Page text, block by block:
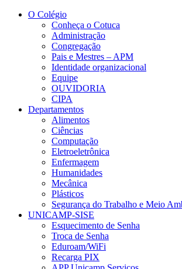
Conteúdo principal
O Colégio
Conheça o Cotuca
Administração
Congregação
Pais e Mestres – APM
Identidade organizacional
Equipe
OUVIDORIA
CIPA
Departamentos
Alimentos
Ciências
Computação
Eletroeletrônica
Enfermagem
Humanidades
Mecânica
Plásticos
Segurança do Trabalho e Meio
UNICAMP-SISE
Esquecimento de Senha
Troca de Senha
Eduroam/WiFi
Recarga PIX